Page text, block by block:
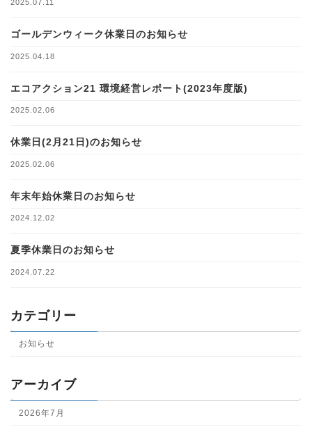
2025.07.11
ゴールデンウィーク休業日のお知らせ
2025.04.18
エコアクション21 環境経営レポート(2023年度版)
2025.02.06
休業日(2月21日)のお知らせ
2025.02.06
年末年始休業日のお知らせ
2024.12.02
夏季休業日のお知らせ
2024.07.22
カテゴリー
お知らせ
アーカイブ
2026年7月